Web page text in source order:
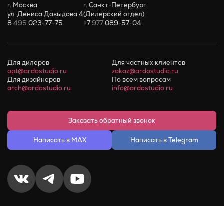
г. Москва
ул. Дениса Давыдова 4
8495 023-77-75
г. Санкт-Петербург
(Дилерский отдел)
+7977089-57-04
Для дилеров
opt@ardostudio.ru
Для частных клиентов
zakaz@ardostudio.ru
Для дизайнеров
arch@ardostudio.ru
По всем вопросам
info@ardostudio.ru
Заказать обратный звонок
Написать в MAX Написать в Telegram